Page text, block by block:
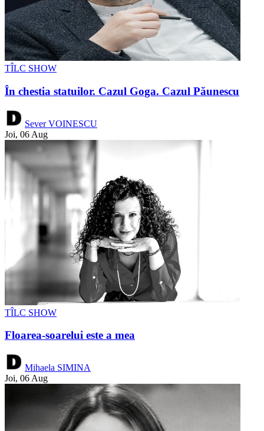
TÎLC SHOW
În chestia statuilor. Cazul Goga. Cazul Păunescu
Sever VOINESCU
Joi, 06 Aug
TÎLC SHOW
Floarea-soarelui este a mea
Mihaela SIMINA
Joi, 06 Aug